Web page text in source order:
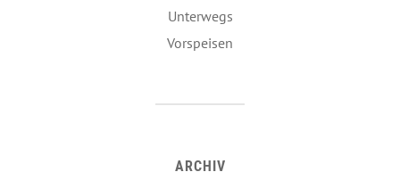
Unterwegs
Vorspeisen
ARCHIV